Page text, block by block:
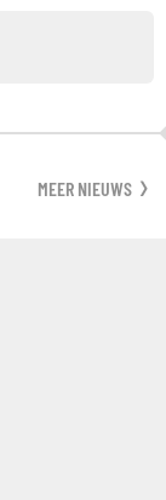
MEER NIEUWS